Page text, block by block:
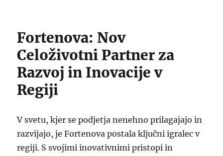
Fortenova: Nov
Celoživotni Partner za
Razvoj in Inovacije v
Regiji
V svetu, kjer se podjetja nenehno prilagajajo in
razvijajo, je Fortenova postala ključni igralec v
regiji. S svojimi inovativnimi pristopi in